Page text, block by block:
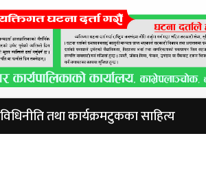
नीति तथा कार्यक्रमटुकका साहित्य